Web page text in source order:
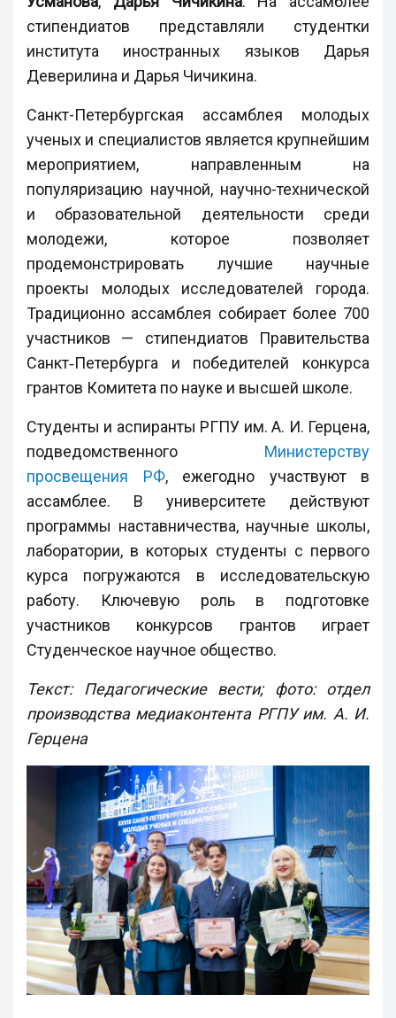
стипендиатов представляли студентки
института иностранных языков Дарья
Деверилина и Дарья Чичикина.
Санкт-Петербургская ассамблея молодых
ученых и специалистов является крупнейшим
мероприятием, направленным на
популяризацию научной, научно-технической
и образовательной деятельности среди
молодежи, которое позволяет
продемонстрировать лучшие научные
проекты молодых исследователей города.
Традиционно ассамблея собирает более 700
участников — стипендиатов Правительства
Санкт‑Петербурга и победителей конкурса
грантов Комитета по науке и высшей школе.
Студенты и аспиранты РГПУ им. А. И. Герцена,
подведомственного Министерству
просвещения РФ, ежегодно участвуют в
ассамблее. В университете действуют
программы наставничества, научные школы,
лаборатории, в которых студенты с первого
курса погружаются в исследовательскую
работу. Ключевую роль в подготовке
участников конкурсов грантов играет
Студенческое научное общество.
Текст: Педагогические вести; фото: отдел
производства медиаконтента РГПУ им. А. И.
Герцена